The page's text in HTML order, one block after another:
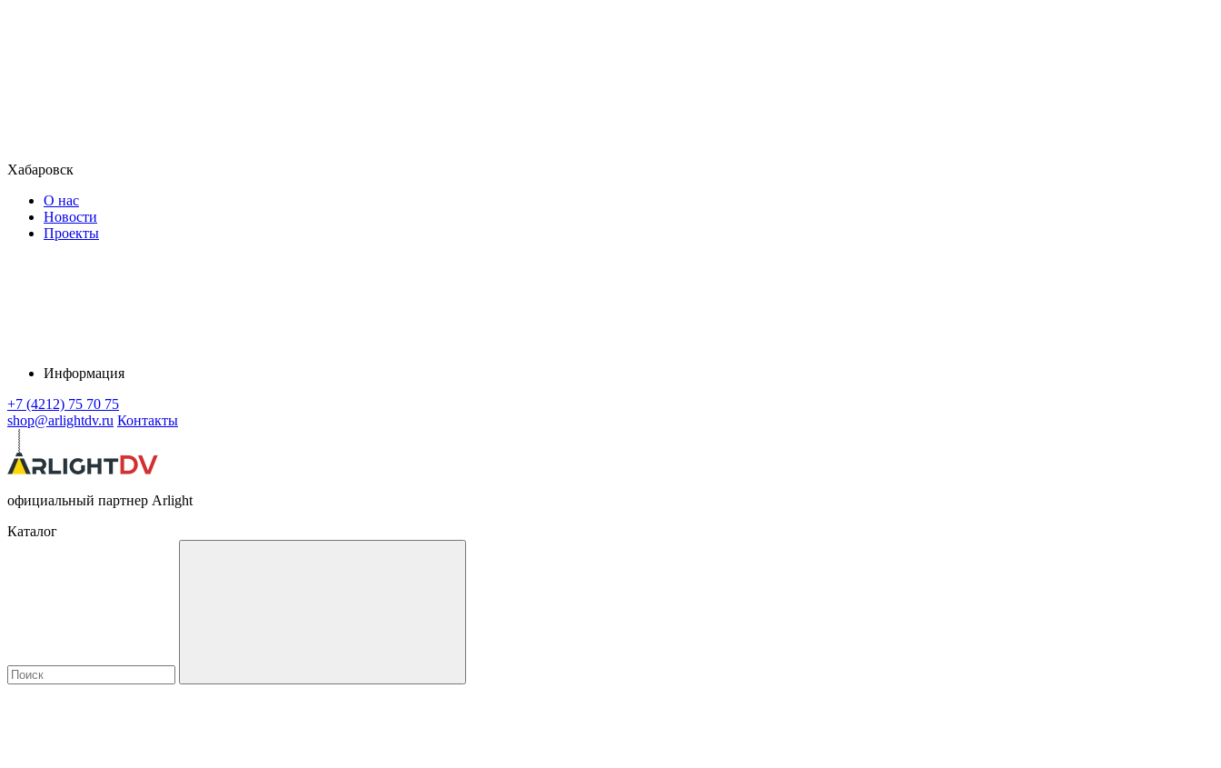
Хабаровск
О нас
Новости
Проекты
Информация
+7 (4212) 75 70 75
shop@arlightdv.ru Контакты
официальный партнер Arlight
Каталог